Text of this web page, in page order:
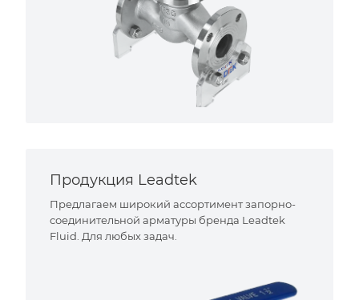
Продукция Leadtek
Предлагаем широкий ассортимент запорно-
соединительной арматуры бренда Leadtek
Fluid. Для любых задач.